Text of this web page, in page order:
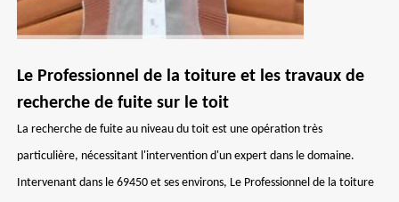
Le Professionnel de la toiture et les travaux de
recherche de fuite sur le toit
La recherche de fuite au niveau du toit est une opération très
particulière, nécessitant l'intervention d'un expert dans le domaine.
Intervenant dans le 69450 et ses environs, Le Professionnel de la toiture